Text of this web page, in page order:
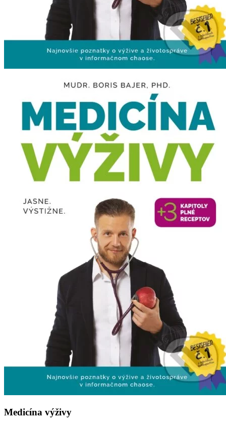
Medicína výživy